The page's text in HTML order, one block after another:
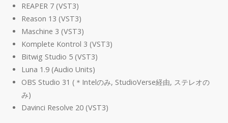
REAPER 7 (VST3)
Reason 13 (VST3)
Maschine 3 (VST3)
Komplete Kontrol 3 (VST3)
Bitwig Studio 5 (VST3)
Luna 1.9 (Audio Units)
OBS Studio 31 (＊Intelのみ, StudioVerse経由, ステレオの
み)
Davinci Resolve 20 (VST3)